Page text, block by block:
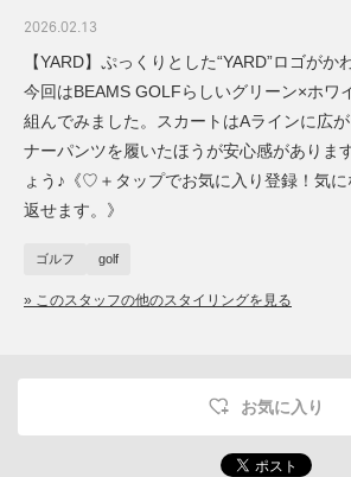
2026.02.13
【YARD】ぷっくりとした“YARD”ロゴがか
今回はBEAMS GOLFらしいグリーン×ホワ
組んでみました。スカートはAラインに広
ナーパンツを履いたほうが安心感がありま
ょう♪《♡＋タップでお気に入り登録！気
返せます。》
ゴルフ golf
» このスタッフの他のスタイリングを見る
お気に入り